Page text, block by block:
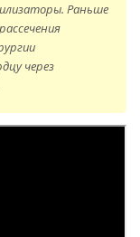
Раньше
через